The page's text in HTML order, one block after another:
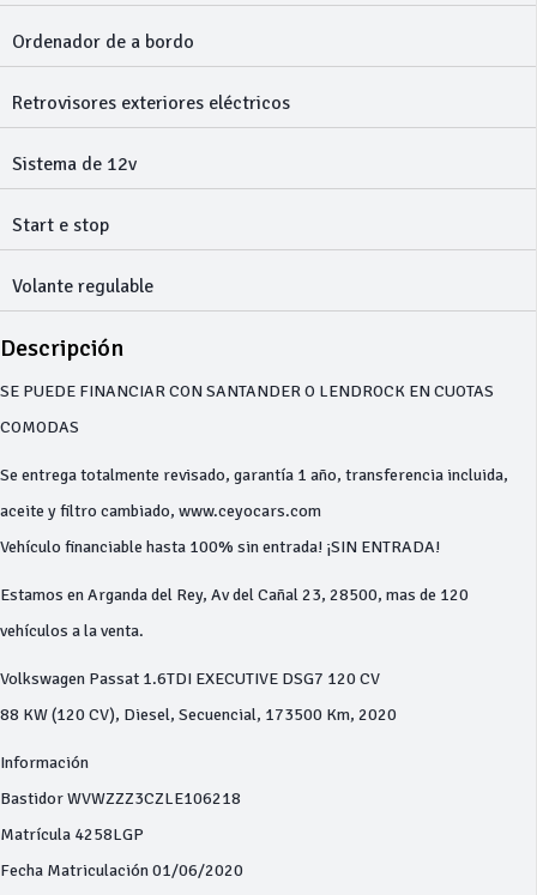
Ordenador de a bordo
Retrovisores exteriores eléctricos
Sistema de 12v
Start e stop
Volante regulable
Descripción
SE PUEDE FINANCIAR CON SANTANDER O LENDROCK EN CUOTAS
COMODAS
Se entrega totalmente revisado, garantía 1 año, transferencia incluida,
aceite y filtro cambiado, www.ceyocars.com
Vehículo financiable hasta 100% sin entrada! ¡SIN ENTRADA!
Estamos en Arganda del Rey, Av del Cañal 23, 28500, mas de 120
vehículos a la venta.
Volkswagen Passat 1.6TDI EXECUTIVE DSG7 120 CV
88 KW (120 CV), Diesel, Secuencial, 173500 Km, 2020
Información
Bastidor WVWZZZ3CZLE106218
Matrícula 4258LGP
Fecha Matriculación 01/06/2020